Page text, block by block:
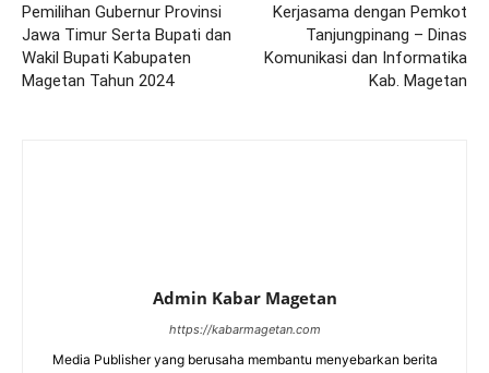
Pemilihan Gubernur Provinsi
Jawa Timur Serta Bupati dan
Wakil Bupati Kabupaten
Magetan Tahun 2024
Kerjasama dengan Pemkot
Tanjungpinang – Dinas
Komunikasi dan Informatika
Kab. Magetan
Admin Kabar Magetan
https://kabarmagetan.com
Media Publisher yang berusaha membantu menyebarkan berita